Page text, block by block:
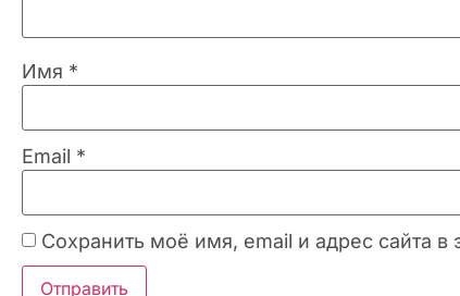
Имя *
Email *
Сохранить моё имя, email и адрес сайта